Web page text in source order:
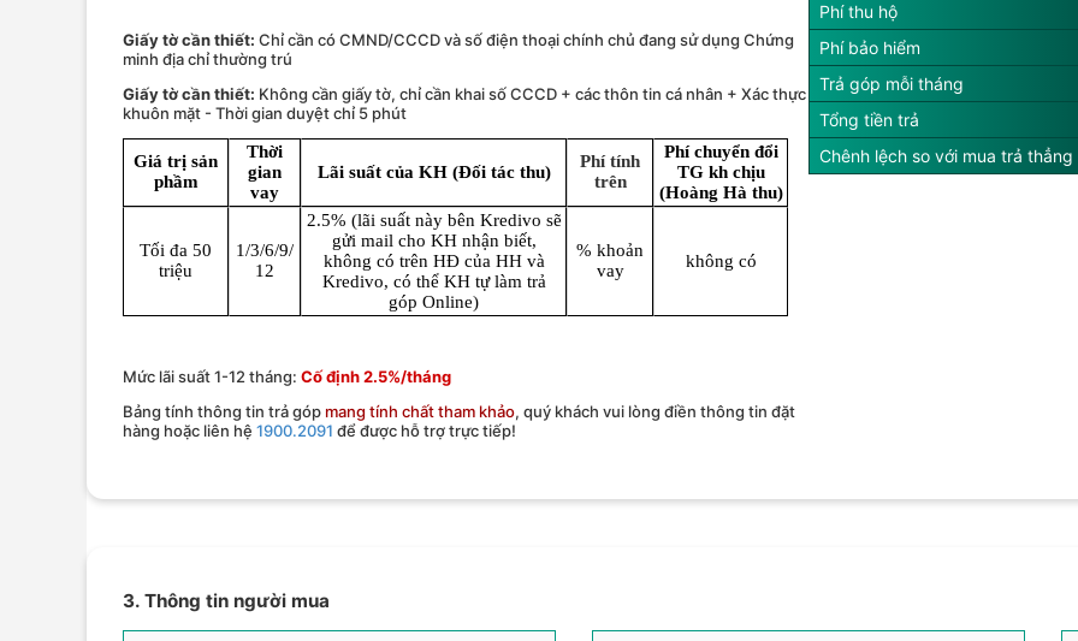
Giấy tờ cần thiết: Chỉ cần có CMND/CCCD và số điện thoại chính chủ đang sử dụng Chứng
minh địa chỉ thường trú
Giấy tờ cần thiết: Không cần giấy tờ, chỉ cần khai số CCCD + các thôn tin cá nhân + Xác thực
khuôn mặt - Thời gian duyệt chỉ 5 phút
Giá trị sản
phầm
Thời
gian
vay
Lãi suất của KH (Đối tác thu)
Phí tính
trên
Phí chuyển đổi
TG kh chịu
(Hoàng Hà thu)
Tối đa 50
triệu
1/3/6/9/
12
2.5% (lãi suất này bên Kredivo sẽ
gửi mail cho KH nhận biết,
không có trên HĐ của HH và
Kredivo, có thể KH tự làm trả
góp Online)
% khoản
vay
không có
Mức lãi suất 1-12 tháng: Cố định 2.5%/tháng
Bảng tính thông tin trả góp mang tính chất tham khảo, quý khách vui lòng điền thông tin đặt
hàng hoặc liên hệ 1900.2091 để được hỗ trợ trực tiếp!
Phí thu hộ
Phí bảo hiểm
Trả góp mỗi tháng
Tổng tiền trả
Chênh lệch so với mua trả thẳng
3. Thông tin người mua